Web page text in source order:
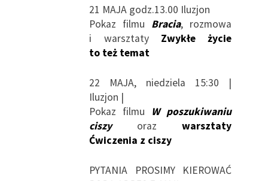
21 MAJA godz.13.00 Iluzjon
Pokaz filmu Bracia, rozmowa
i warsztaty Zwykłe życie
to też temat
22 MAJA, niedziela 15:30 |
Iluzjon |
Pokaz filmu W poszukiwaniu
ciszyorazwarsztaty
Ćwiczenia z ciszy
PYTANIA PROSIMY KIEROWAĆ